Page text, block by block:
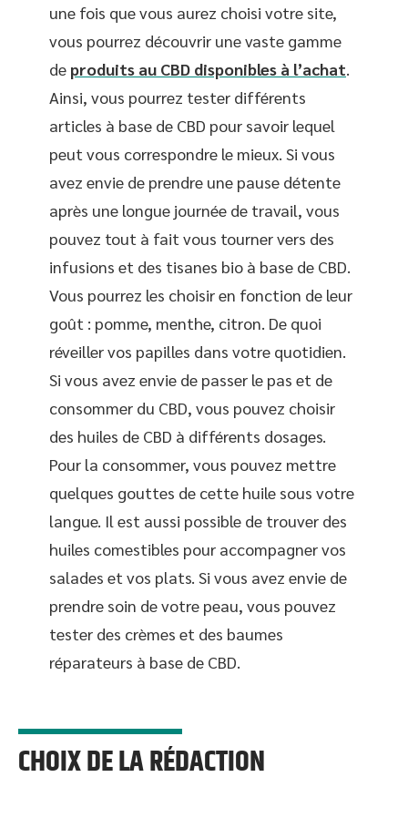
une fois que vous aurez choisi votre site,
vous pourrez découvrir une vaste gamme
de produits au CBD disponibles à l’achat
Ainsi, vous pourrez tester différents
articles à base de CBD pour savoir lequel
peut vous correspondre le mieux. Si vous
avez envie de prendre une pause détente
après une longue journée de travail, vous
pouvez tout à fait vous tourner vers des
infusions et des tisanes bio à base de CBD.
Vous pourrez les choisir en fonction de leur
goût : pomme, menthe, citron. De quoi
réveiller vos papilles dans votre quotidien.
Si vous avez envie de passer le pas et de
consommer du CBD, vous pouvez choisir
des huiles de CBD à différents dosages.
Pour la consommer, vous pouvez mettre
quelques gouttes de cette huile sous votre
langue. Il est aussi possible de trouver des
huiles comestibles pour accompagner vos
salades et vos plats. Si vous avez envie de
prendre soin de votre peau, vous pouvez
tester des crèmes et des baumes
réparateurs à base de CBD.
CHOIX DE LA RÉDACTION